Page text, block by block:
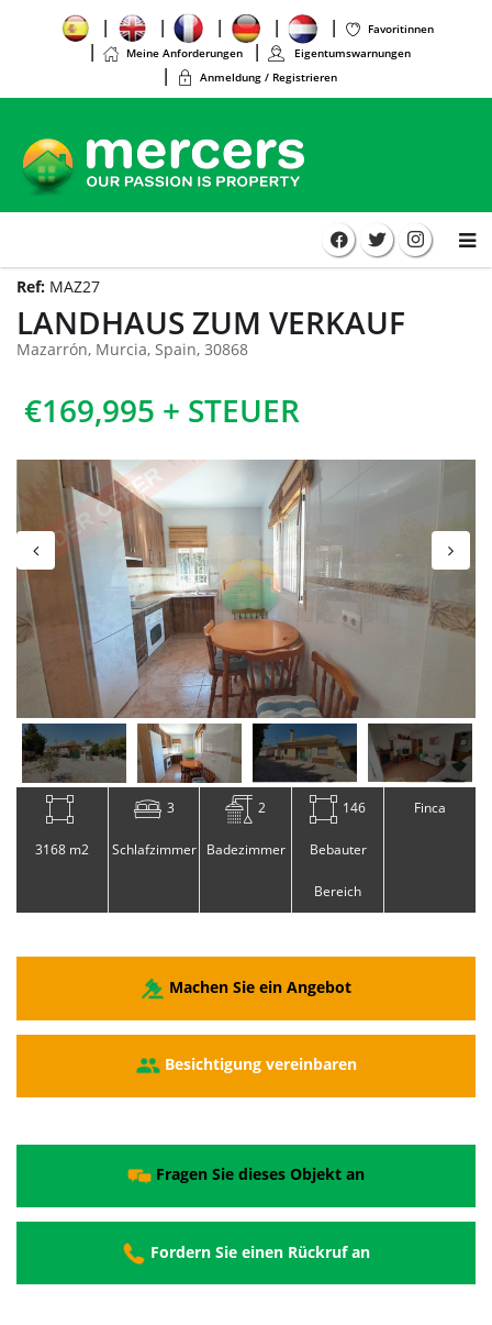
Favoritinnen
Meine Anforderungen
Eigentumswarnungen
Anmeldung / Registrieren
Ref: MAZ27
LANDHAUS ZUM VERKAUF
Mazarrón, Murcia, Spain, 30868
€169,995 + STEUER
3168 m2
3
Schlafzimmer
2
Badezimmer
146
Bebauter
Bereich
Finca
Machen Sie ein Angebot
Besichtigung vereinbaren
Fragen Sie dieses Objekt an
Fordern Sie einen Rückruf an